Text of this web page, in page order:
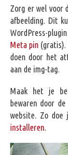
Zorg er wel voor
afbeelding. Dit
WordPress-plugin
Meta pin (gratis).
doen door het
aan de img-tag.
Maak het je
bewaren door
website. Zo doe
installeren